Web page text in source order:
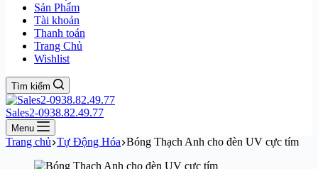
Sản Phẩm
Tài khoản
Thanh toán
Trang Chủ
Wishlist
Tìm kiếm
Sales2-0938.82.49.77
Menu
Trang chủ Tự Động Hóa Bóng Thạch Anh cho đèn UV cực tím